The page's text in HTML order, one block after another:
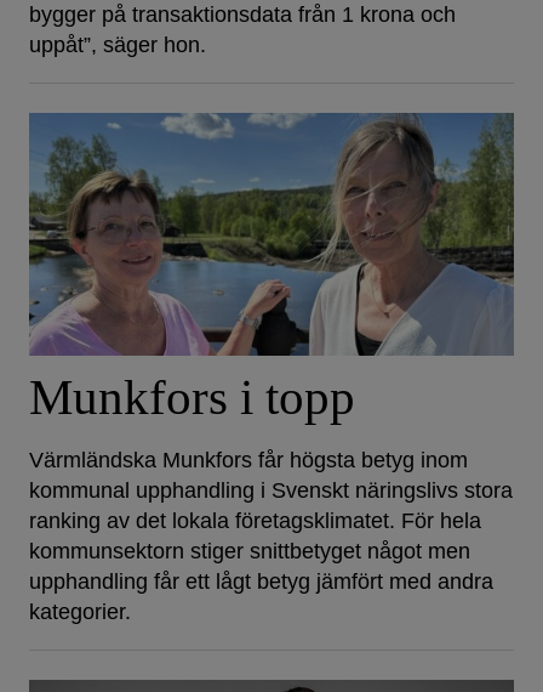
bygger på transaktionsdata från 1 krona och
uppåt”, säger hon.
Munkfors i topp
Värmländska Munkfors får högsta betyg inom
kommunal upphandling i Svenskt näringslivs stora
ranking av det lokala företagsklimatet. För hela
kommunsektorn stiger snittbetyget något men
upphandling får ett lågt betyg jämfört med andra
kategorier.